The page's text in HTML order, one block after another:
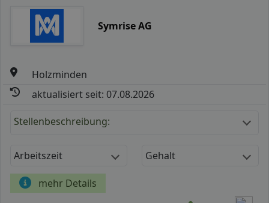
Symrise AG
Holzminden
aktualisiert seit: 07.08.2026
Stellenbeschreibung:
Arbeitszeit Gehalt
mehr Details